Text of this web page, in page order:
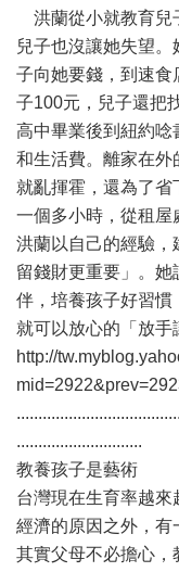
洪蘭從小就教育兒
兒子也沒讓她失望
子向她要錢，到速食
子100元，兒子還把
高中畢業後到紐約唸
和生活費。離家在外
就亂揮霍，還為了
一個多小時，從租屋
洪蘭以自己的經驗，
留錢財更重要」。
伴，培養孩子好習慣
就可以放心的「放手
http://
.............................
教養孩子是藝
台灣現在生育率越來
經濟的原因之外，有
其實父母不必擔心，